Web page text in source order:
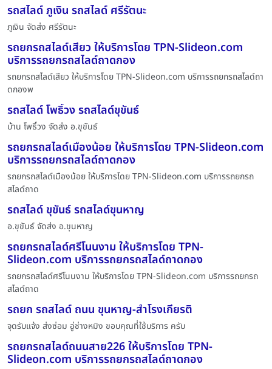
รถสไลด์ ภูเงิน รถสไลด์ ศรีรัตนะ
ภูเงิน จัดส่ง ศรีรัตนะ
รถยกรถสไลด์เสียว ให้บริการโดย TPN-Slideon.com
บริการรถยกรถสไลด์ถาดกอง
รถยกรถสไลด์เสียว ให้บริการโดย TPN-Slideon.com บริการรถยกรถสไลด์ถา
ดกองพ
รถสไลด์ โพธิ์วง รถสไลด์ขุขันธ์
บ้าน โพธิ์วง จัดส่ง อ.ขุขันธ์
รถยกรถสไลด์เมืองน้อย ให้บริการโดย TPN-Slideon.com
บริการรถยกรถสไลด์ถาดกอง
รถยกรถสไลด์เมืองน้อย ให้บริการโดย TPN-Slideon.com บริการรถยกรถ
สไลด์ถาด
รถสไลด์ ขุขันธ์ รถสไลด์ขุนหาญ
อ.ขุขันธ์ จัดส่ง อ.ขุนหาญ
รถยกรถสไลด์ศรีโนนงาม ให้บริการโดย TPN-
Slideon.com บริการรถยกรถสไลด์ถาดกอง
รถยกรถสไลด์ศรีโนนงาม ให้บริการโดย TPN-Slideon.com บริการรถยกรถ
สไลด์ถาด
รถยก รถสไลด์ ถนน ขุนหาญ-สำโรงเกียรติ
จุดรับแจ้ง ส่งซ่อม อู่ช่างหมิง ขอบคุณที่ใช้บริการ ครับ
รถยกรถสไลด์ถนนสาย226 ให้บริการโดย TPN-
Slideon.com บริการรถยกรถสไลด์ถาดกอง